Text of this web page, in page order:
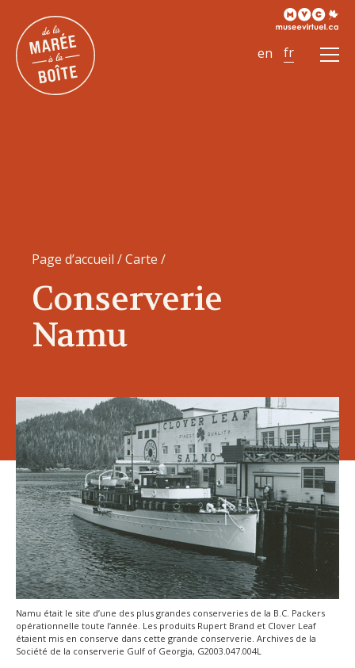
Page d’accueil /Carte /
Conserverie
Namu
Namu était le site d’une des plus grandes conserveries de la B.C. Packers
opérationnelle toute l’année. Les produits Rupert Brand et Clover Leaf
étaient mis en conserve dans cette grande conserverie. Archives de la
Société de la conserverie Gulf of Georgia, G2003.047.004L